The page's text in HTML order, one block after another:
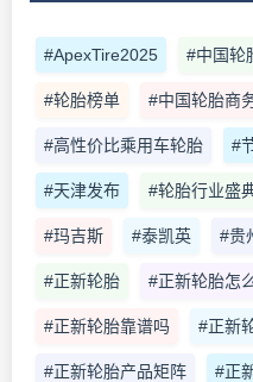
#ApexTire2025 #中国轮
#轮胎榜单 #中国轮胎商
#高性价比乘用车轮胎 #
#天津发布 #轮胎行业盛
#玛吉斯 #泰凯英 #贵
#正新轮胎 #正新轮胎怎
#正新轮胎靠谱吗 #正新
#正新轮胎产品矩阵 #正